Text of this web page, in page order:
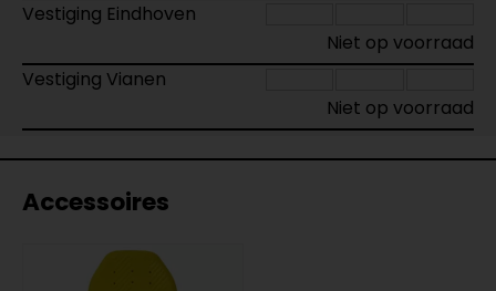
Vestiging Eindhoven
Niet op voorraad
Vestiging Vianen
Niet op voorraad
Accessoires